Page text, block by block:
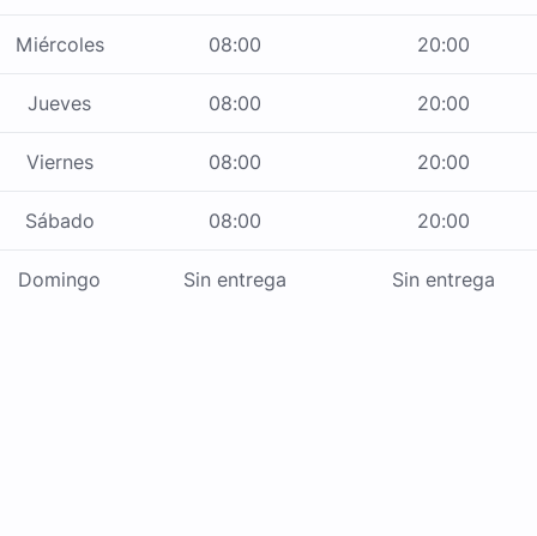
Miércoles 08:00 20:00
Jueves 08:00 20:00
Viernes 08:00 20:00
Sábado 08:00 20:00
Domingo Sin entrega Sin entrega